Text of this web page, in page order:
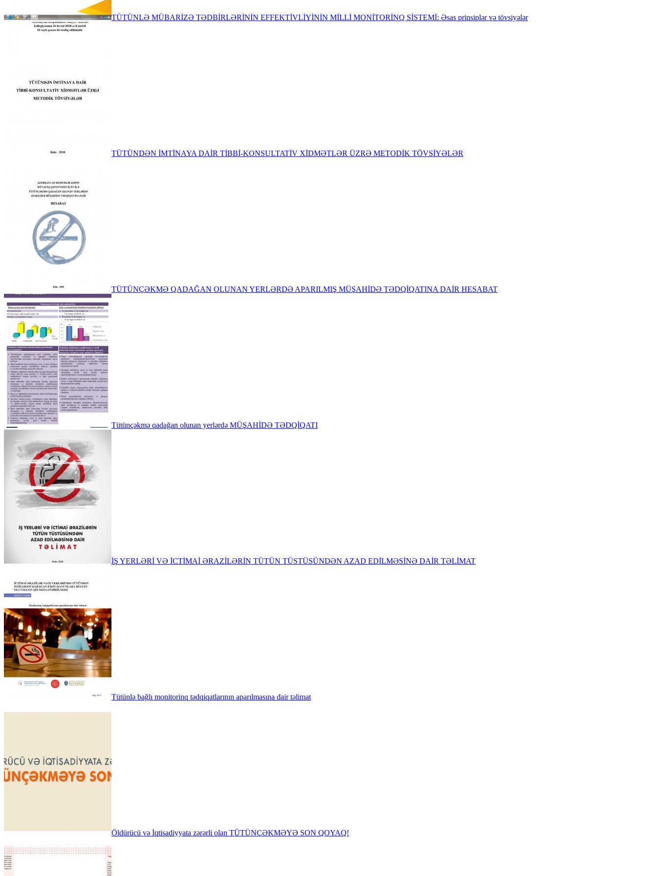
TÜTÜNLƏ MÜBARİZƏ TƏDBİRLƏRİNİN EFFEKTİVLİYİNİN MİLLİ MONİTORİNQ SİSTEMİ: Əsas prinsiplər və tövsiyələr
TÜTÜNDƏN İMTİNAYA DAİR TİBBİ-KONSULTATİV XİDMƏTLƏR ÜZRƏ METODİK TÖVSİYƏLƏR
TÜTÜNÇƏKMƏ QADAĞAN OLUNAN YERLƏRDƏ APARILMIŞ MÜŞAHİDƏ TƏDQİQATINA DAİR HESABAT
Tütünçəkmə qadağan olunan yerlərdə MÜŞAHİDƏ TƏDQİQATI
İŞ YERLƏRİ VƏ İCTİMAİ ƏRAZİLƏRİN TÜTÜN TÜSTÜSÜNDƏN AZAD EDİLMƏSİNƏ DAİR TƏLİMAT
Tütünlə bağlı monitorinq tədqiqatlarının aparılmasına dair təlimat
Öldürücü və İqtisadiyyata zərərli olan TÜTÜNÇƏKMƏYƏ SON QOYAQ!